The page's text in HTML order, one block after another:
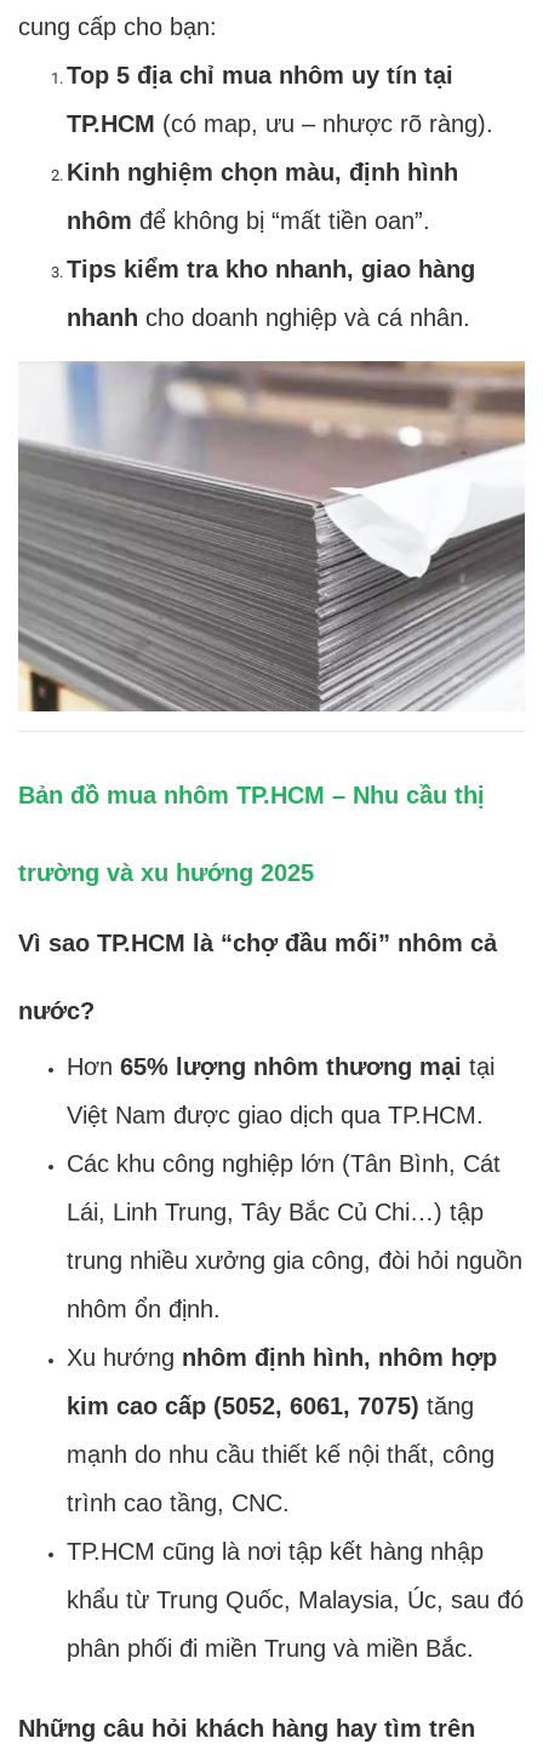
cung cấp cho bạn:
Top 5 địa chỉ mua nhôm uy tín tại
TP.HCM (có map, ưu – nhược rõ ràng).
Kinh nghiệm chọn màu, định hình
nhôm để không bị “mất tiền oan”.
Tips kiểm tra kho nhanh, giao hàng
nhanh cho doanh nghiệp và cá nhân.
Bản đồ mua nhôm TP.HCM – Nhu cầu thị
trường và xu hướng 2025
Vì sao TP.HCM là “chợ đầu mối” nhôm cả
nước?
Hơn 65% lượng nhôm thương mại tại
Việt Nam được giao dịch qua TP.HCM.
Các khu công nghiệp lớn (Tân Bình, Cát
Lái, Linh Trung, Tây Bắc Củ Chi…) tập
trung nhiều xưởng gia công, đòi hỏi nguồn
nhôm ổn định.
Xu hướng nhôm định hình, nhôm hợp
kim cao cấp (5052, 6061, 7075) tăng
mạnh do nhu cầu thiết kế nội thất, công
trình cao tầng, CNC.
TP.HCM cũng là nơi tập kết hàng nhập
khẩu từ Trung Quốc, Malaysia, Úc, sau đó
phân phối đi miền Trung và miền Bắc.
Những câu hỏi khách hàng hay tìm trên